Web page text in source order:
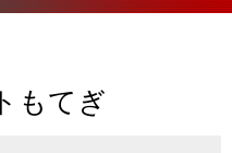
もてぎ